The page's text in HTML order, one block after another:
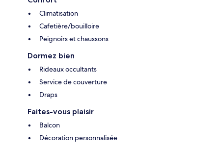
Climatisation
Cafetière/bouilloire
Peignoirs et chaussons
Dormez bien
Rideaux occultants
Service de couverture
Draps
Faites-vous plaisir
Balcon
Décoration personnalisée